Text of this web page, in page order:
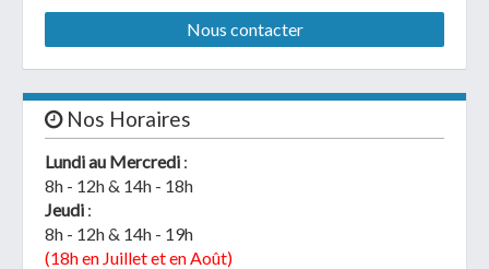
Nous contacter
Nos Horaires
Lundi au Mercredi :
8h - 12h & 14h - 18h
Jeudi :
8h - 12h & 14h - 19h
(18h en Juillet et en Août)